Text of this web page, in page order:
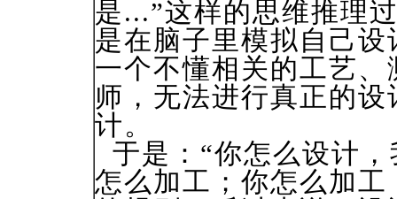
是...”这样的思维推理
是在脑子里模拟自己
一个不懂相关的工艺
师，无法进行真正的
计。
于是：“你怎么设计
怎么加工；你怎么加